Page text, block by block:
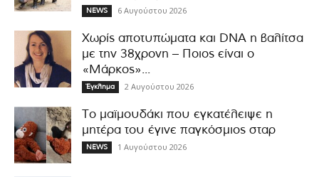
NEWS 6 Αυγούστου 2026
Χωρίς αποτυπώματα και DNA η βαλίτσα
με την 38χρονη – Ποιος είναι ο
«Μάρκος»...
Έγκλημα 2 Αυγούστου 2026
Το μαϊμουδάκι που εγκατέλειψε η
μητέρα του έγινε παγκόσμιος σταρ
NEWS 1 Αυγούστου 2026